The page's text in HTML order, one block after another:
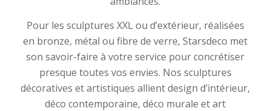
Pour les sculptures XXL ou d’extérieur, réalisées
en bronze, métal ou fibre de verre, Starsdeco met
son savoir-faire à votre service pour concrétiser
presque toutes vos envies. Nos sculptures
décoratives et artistiques allient design d’intérieur,
déco contemporaine, déco murale et art